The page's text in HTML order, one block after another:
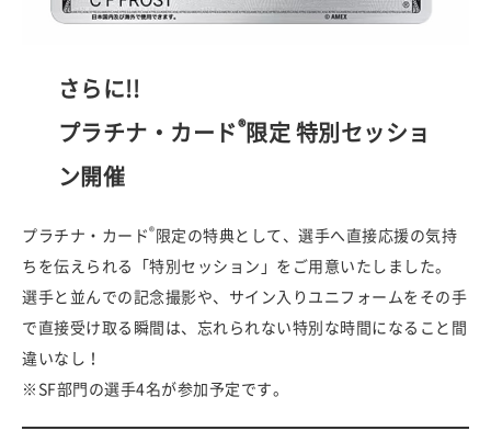
さらに!!
プラチナ・カード® 限定 特別セッショ
ン開催
プラチナ・カード ® 限定の特典として、選手へ直接応援の気持
ちを伝えられる「特別セッション」をご用意いたしました。
選手と並んでの記念撮影や、サイン入りユニフォームをその手
で直接受け取る瞬間は、忘れられない特別な時間になること間
違いなし！
※SF部門の選手4名が参加予定です。